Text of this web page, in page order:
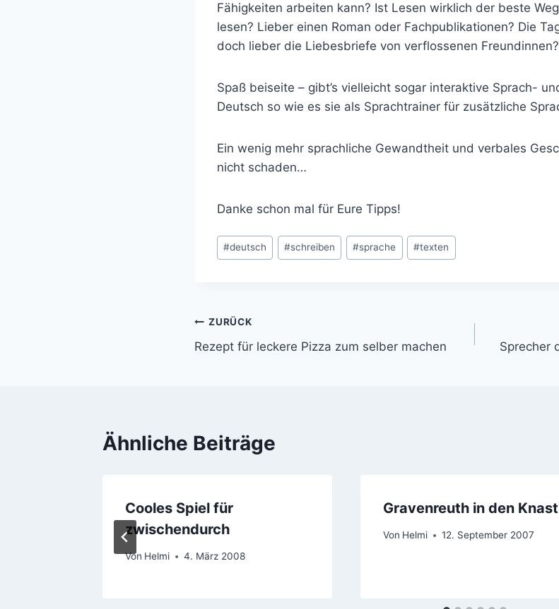
Fähigkeiten arbeiten kann? Ist Lesen wirklich der beste
lesen? Lieber einen Roman oder Fachpublikationen? Die
doch lieber die Liebesbriefe von verflossenen Freundinnen?
Spaß beiseite – gibt’s vielleicht sogar interaktive Sprach-
Deutsch so wie es sie als Sprachtrainer für zusätzliche
Ein wenig mehr sprachliche Gewandtheit und verbales
nicht schaden…
Danke schon mal für Eure Tipps!
Schlagworte:
#deutsch #schreiben #sprache #texten
Beitragsnavigation
ZURÜCK
Rezept für leckere Pizza zum selber machen Sprecher
Ähnliche Beiträge
Cooles Spiel für
zwischendurch
Von Helmi 4. März 2008
Gravenreuth in den
Von Helmi 12. September 2007